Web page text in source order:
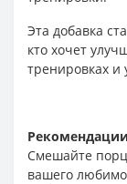
Эта добавка
кто хочет
тренировках
Смешайте
вашего